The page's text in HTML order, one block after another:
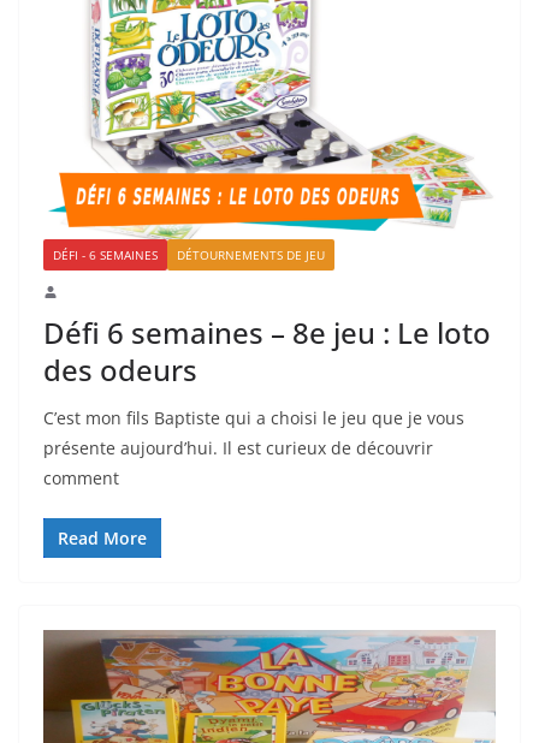
DÉFI - 6 SEMAINES DÉTOURNEMENTS DE JEU
Défi 6 semaines – 8e jeu : Le loto
des odeurs
C’est mon fils Baptiste qui a choisi le jeu que je vous
présente aujourd’hui. Il est curieux de découvrir
comment
Read More